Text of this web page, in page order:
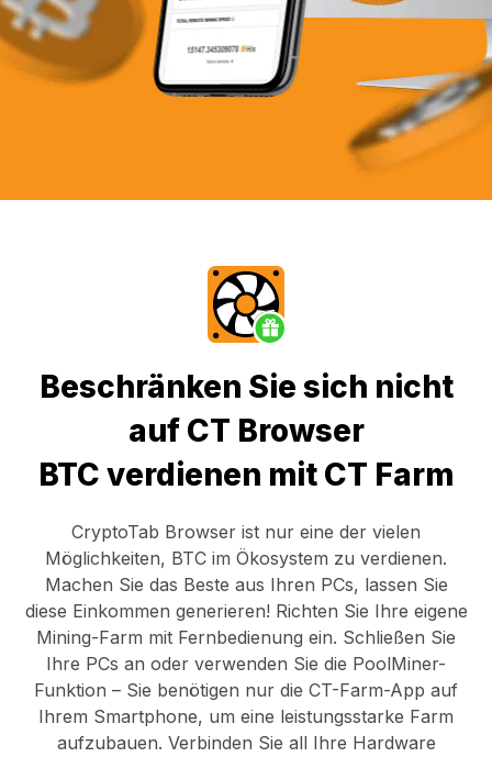
Beschränken Sie sich nicht
auf CT Browser
BTC verdienen mit CT Farm
CryptoTab Browser ist nur eine der vielen
Möglichkeiten, BTC im Ökosystem zu verdienen.
Machen Sie das Beste aus Ihren PCs, lassen Sie
diese Einkommen generieren! Richten Sie Ihre eigene
Mining-Farm mit Fernbedienung ein. Schließen Sie
Ihre PCs an oder verwenden Sie die PoolMiner-
Funktion – Sie benötigen nur die CT-Farm-App auf
Ihrem Smartphone, um eine leistungsstarke Farm
aufzubauen. Verbinden Sie all Ihre Hardware